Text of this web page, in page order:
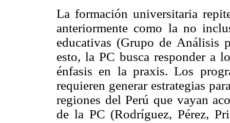
La formación universitaria
anteriormente como la no
educativas (Grupo de Análisis
esto, la PC busca responder a
énfasis en la praxis. Los
requieren generar estrategias
regiones del Perú que vayan
de la PC (Rodríguez, Pérez,